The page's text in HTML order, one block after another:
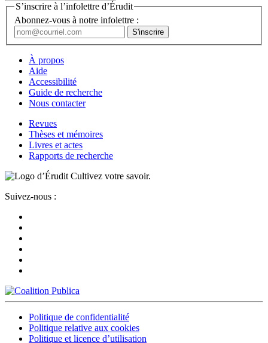
S’inscrire à l’infolettre d’Érudit
Abonnez-vous à notre infolettre :
À propos
Aide
Accessibilité
Guide de recherche
Nous contacter
Revues
Thèses et mémoires
Livres et actes
Rapports de recherche
Cultivez votre savoir.
Suivez-nous :
Politique de confidentialité
Politique relative aux cookies
Politique et licence d’utilisation